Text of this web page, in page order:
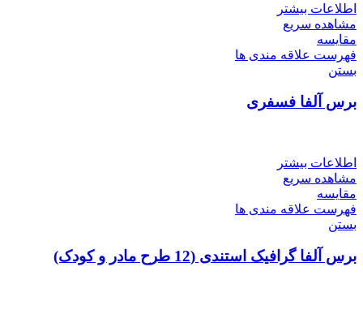
اطلاعات بیشتر
مشاهده سریع
مقایسه
فهرست علاقه مندی ها
بستن
برس آلفا فسفری
اطلاعات بیشتر
مشاهده سریع
مقایسه
فهرست علاقه مندی ها
بستن
برس آلفا گرافیک استندی (12 طرح مادر و کودک)